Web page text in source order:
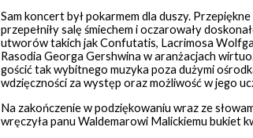
Sam koncert był pokarmem dla duszy.
przepełniły salę śmiechem i oczarowały
utworów takich jak Confutatis, Lacrimosa
Rasodia Georga Gershwina w aranżacjach
gościć tak wybitnego muzyka poza dużymi
wdzięczności za występ oraz możliwość w jego
Na zakończenie w podziękowaniu wraz ze
wręczyła panu Waldemarowi Malickiemu bukiet